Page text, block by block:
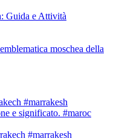
Guida e Attività
moschea della